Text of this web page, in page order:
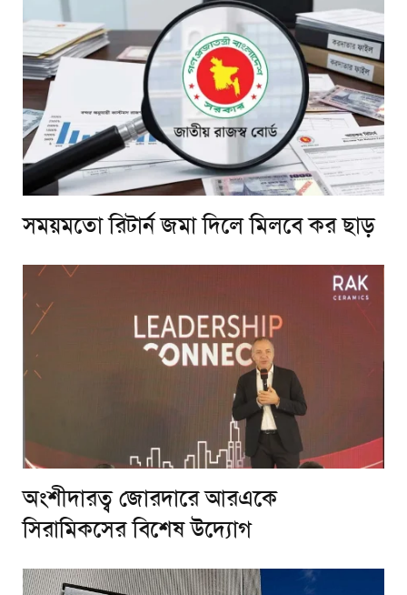
সময়মতো রিটার্ন জমা দিলে মিলবে কর ছাড়
অংশীদারত্ব জোরদারে আরএকে
সিরামিকসের বিশেষ উদ্যোগ